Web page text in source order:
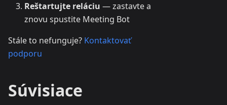
Reštartujte reláciu — zastavte a
znovu spustite Meeting Bot
Stále to nefunguje? Kontaktovať
podporu
Súvisiace